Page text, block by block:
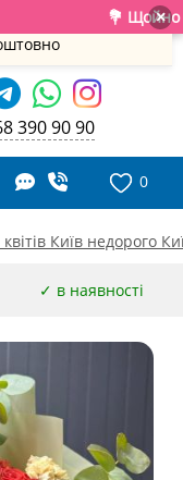
💐 Щойно ×
390 90 90
0
Київ недорого
✓ в наявності